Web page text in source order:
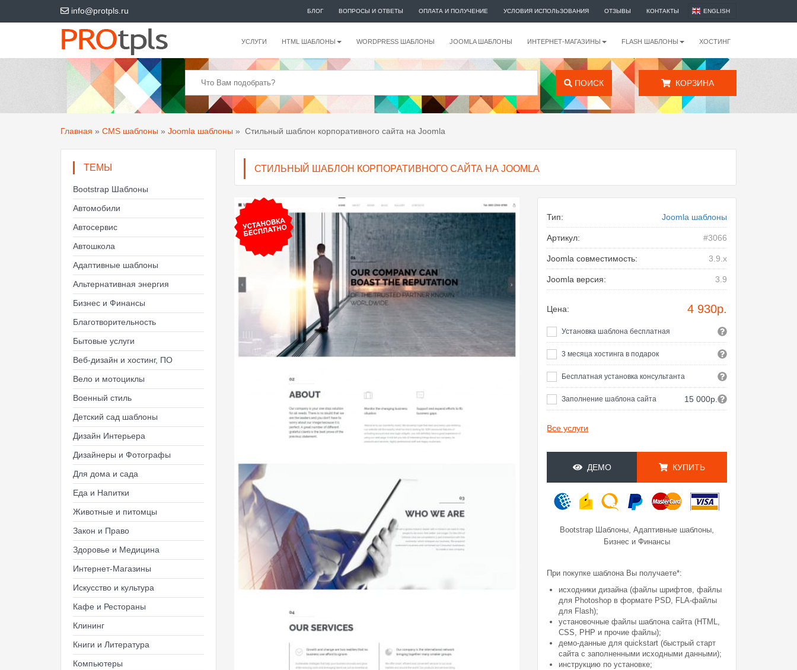
info@protpls.ru БЛОГ ВОПРОСЫ И ОТВЕТЫ ОПЛАТА И ПОЛУЧЕНИЕ УСЛОВИЯ ИСПОЛЬЗОВАНИЯ ОТЗЫВЫ КОНТАКТЫ ENGLISH
УСЛУГИ HTML ШАБЛОНЫ WORDPRESS ШАБЛОНЫ JOOMLA ШАБЛОНЫ ИНТЕРНЕТ-МАГАЗИНЫ FLASH ШАБЛОНЫ ХОСТИНГ
ПОИСК КОРЗИНА
Главная » CMS шаблоны » Joomla шаблоны » Стильный шаблон корпоративного сайта на Joomla
ТЕМЫ
Bootstrap Шаблоны
Автомобили
Автосервис
Автошкола
Адаптивные шаблоны
Альтернативная энергия
Бизнес и Финансы
Благотворительность
Бытовые услуги
Веб-дизайн и хостинг, ПО
Вело и мотоциклы
Военный стиль
Детский сад шаблоны
Дизайн Интерьера
Дизайнеры и Фотографы
Для дома и сада
Еда и Напитки
Животные и питомцы
Закон и Право
Здоровье и Медицина
Интернет-Магазины
Искусство и культура
Кафе и Рестораны
Клининг
Книги и Литература
Компьютеры
СТИЛЬНЫЙ ШАБЛОН КОРПОРАТИВНОГО САЙТА НА JOOMLA
Тип: Joomla шаблоны
Артикул: #3066
Joomla совместимость: 3.9.x
Joomla версия: 3.9
Цена: 4 930р.
Установка шаблона бесплатная
3 месяца хостинга в подарок
Бесплатная установка консультанта
Заполнение шаблона сайта 15 000р.
Все услуги
ДЕМО КУПИТЬ
Bootstrap Шаблоны ,Адаптивные шаблоны
Бизнес и Финансы
При покупке шаблона Вы получаете*:
исходники дизайна (файлы шрифтов, файлы
для Photoshop в формате PSD, FLA-файлы
для Flash);
установочные файлы шаблона сайта (HTML,
CSS, PHP и прочие файлы);
демо-данные для quickstart (быстрый старт
сайта с заполненными исходными данными);
инструкцию по установке;